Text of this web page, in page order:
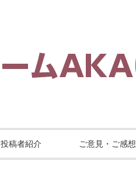
投稿者紹介 ご意見・ご感想